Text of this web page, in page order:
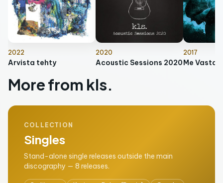
2022
Arvista tehty
2020
Acoustic Sessions 2020
2017
Me
More from kls.
COLLECTION
Singles
Stand-alone single releases outside the main
discography — 8 releases.